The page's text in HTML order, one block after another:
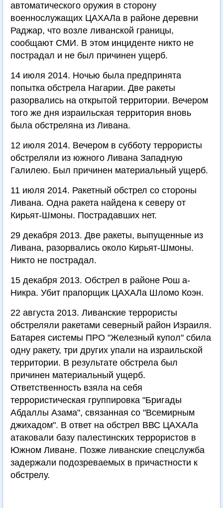
автоматического оружия в сторону
военнослужащих ЦАХАЛа в районе деревни
Раджар, что возле ливанской границы,
сообщают СМИ. В этом инциденте никто не
пострадал и не был причинен ущерб.
14 июля 2014. Ночью была предпринята
попытка обстрела Нагарии. Две ракеты
разорвались на открытой территории. Вечером
того же дня израильская территория вновь
была обстреляна из Ливана.
12 июля 2014. Вечером в субботу террористы
обстреляли из южного Ливана Западную
Галилею. Был причинен материальный ущерб.
11 июля 2014. Ракетный обстрел со стороны
Ливана. Одна ракета найдена к северу от
Кирьят-Шмоны. Пострадавших нет.
29 декабря 2013. Две ракеты, выпущенные из
Ливана, разорвались около Кирьят-Шмоны.
Никто не пострадал.
15 декабря 2013. Обстрел в районе Рош а-
Никра. Убит прапорщик ЦАХАЛа Шломо Коэн.
22 августа 2013. Ливанские террористы
обстреляли ракетами северный район Израиля.
Батарея системы ПРО "Железный купол" сбила
одну ракету, три других упали на израильской
территории. В результате обстрела был
причинен материальный ущерб.
Ответственность взяла на себя
террористическая группировка "Бригады
Абдаллы Азама", связанная со "Всемирным
джихадом". В ответ на обстрел ВВС ЦАХАЛа
атаковали базу палестинских террористов в
Южном Ливане. Позже ливанские спецслужба
задержали подозреваемых в причастности к
обстрелу.